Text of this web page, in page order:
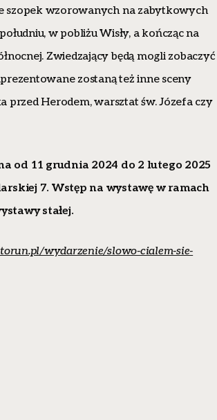
szopek wzorowanych na zabytkowych
w pobliżu Wisły, a kończąc na
Zwiedzający będą mogli zobaczyć
zostaną też inne sceny
przed Herodem, warsztat św. Józefa czy
od 11 grudnia 2024 do 2 lutego 2025
7. Wstęp na wystawę w ramach
stałej.
wydarzenie/slowo-cialem-sie-